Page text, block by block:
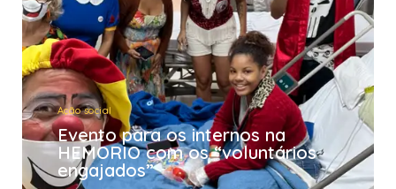
Ação social
Evento para os internos na
HEMORIO com os “voluntários
engajados”